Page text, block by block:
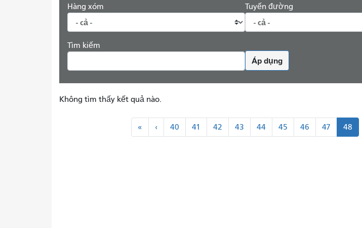
Hàng xóm Tuyến đường
Tìm kiếm
Áp dụng
Không tìm thấy kết quả nào.
«"
Đầu
‹<
Trước
40 41 42 43 44 45 46 47 48